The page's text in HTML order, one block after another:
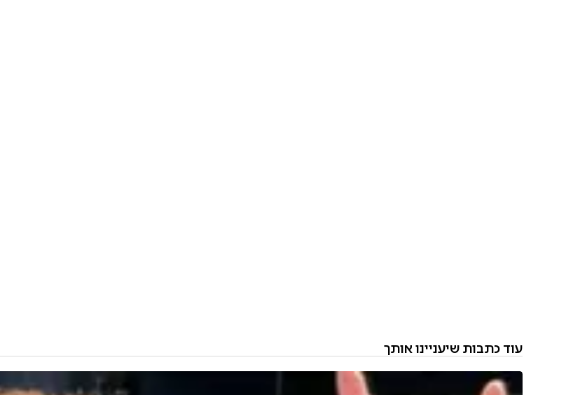
עוד כתבות שיעניינו אותך